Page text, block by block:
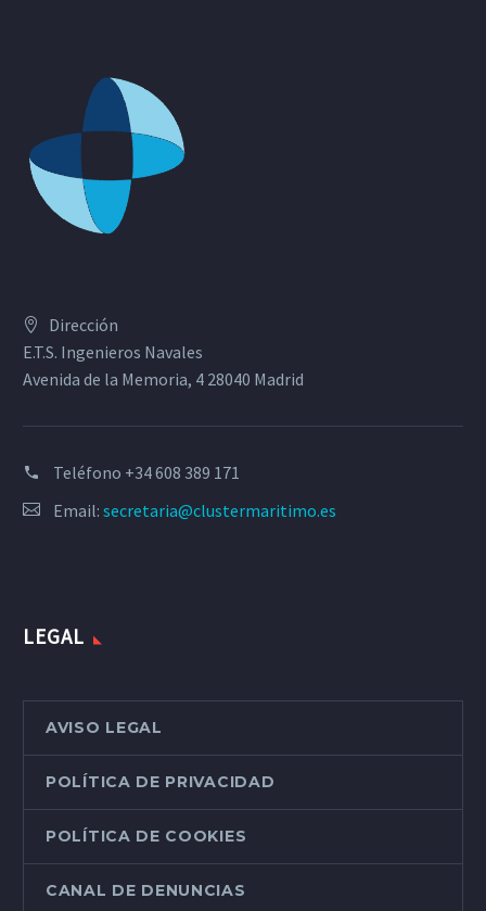
Dirección
E.T.S. Ingenieros Navales
Avenida de la Memoria, 4 28040 Madrid
Teléfono +34 608 389 171
Email: secretaria@clustermaritimo.es
LEGAL
AVISO LEGAL
POLÍTICA DE PRIVACIDAD
POLÍTICA DE COOKIES
CANAL DE DENUNCIAS